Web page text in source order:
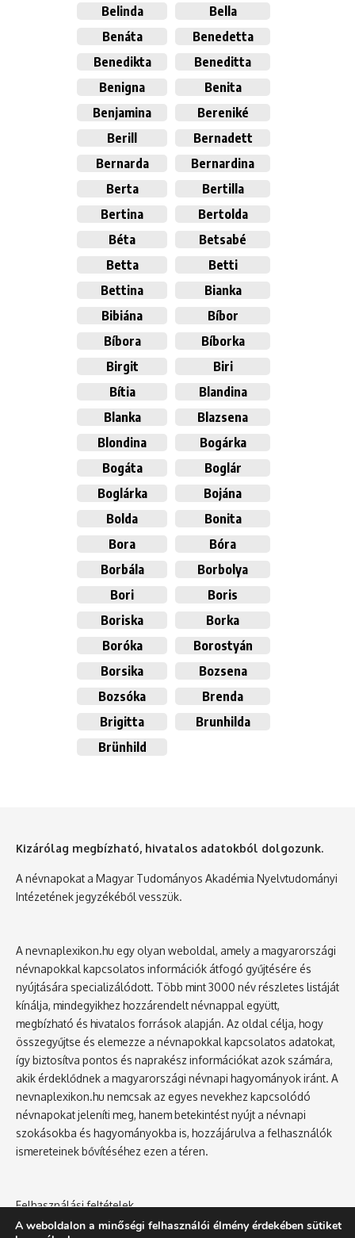
Belinda
Bella
Benáta
Benedetta
Benedikta
Beneditta
Benigna
Benita
Benjamina
Bereniké
Berill
Bernadett
Bernarda
Bernardina
Berta
Bertilla
Bertina
Bertolda
Béta
Betsabé
Betta
Betti
Bettina
Bianka
Bibiána
Bíbor
Bíbora
Bíborka
Birgit
Biri
Bítia
Blandina
Blanka
Blazsena
Blondina
Bogárka
Bogáta
Boglár
Boglárka
Bojána
Bolda
Bonita
Bora
Bóra
Borbála
Borbolya
Bori
Boris
Boriska
Borka
Boróka
Borostyán
Borsika
Bozsena
Bozsóka
Brenda
Brigitta
Brunhilda
Brünhild
Kizárólag megbízható, hivatalos adatokból dolgozunk.
A névnapokat a Magyar Tudományos Akadémia Nyelvtudományi
Intézetének jegyzékéből vesszük.
A nevnaplexikon.hu egy olyan weboldal, amely a magyarországi
névnapokkal kapcsolatos információk átfogó gyűjtésére és
nyújtására specializálódott. Több mint 3000 név részletes listáját
kínálja, mindegyikhez hozzárendelt névnappal együtt,
megbízható és hivatalos források alapján. Az oldal célja, hogy
összegyűjtse és elemezze a névnapokkal kapcsolatos adatokat,
így biztosítva pontos és naprakész információkat azok számára,
akik érdeklődnek a magyarországi névnapi hagyományok iránt. A
nevnaplexikon.hu nemcsak az egyes nevekhez kapcsolódó
névnapokat jeleníti meg, hanem betekintést nyújt a névnapi
szokásokba és hagyományokba is, hozzájárulva a felhasználók
ismereteinek bővítéséhez ezen a téren.
Felhasználási feltételek
Adatvédelmi tájékoztató
A weboldalon a minőségi felhasználói élmény érdekében sütiket